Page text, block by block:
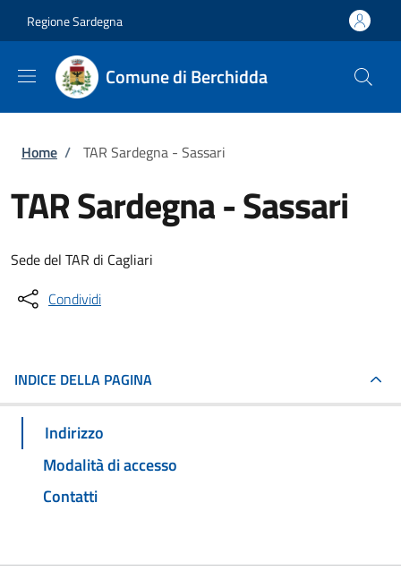
Regione Sardegna
Comune di Berchidda
Briciole di pane
Home / TAR Sardegna - Sassari
TAR Sardegna - Sassari
Sede del TAR di Cagliari
Condividi
INDICE DELLA PAGINA
Indirizzo
Modalità di accesso
Contatti